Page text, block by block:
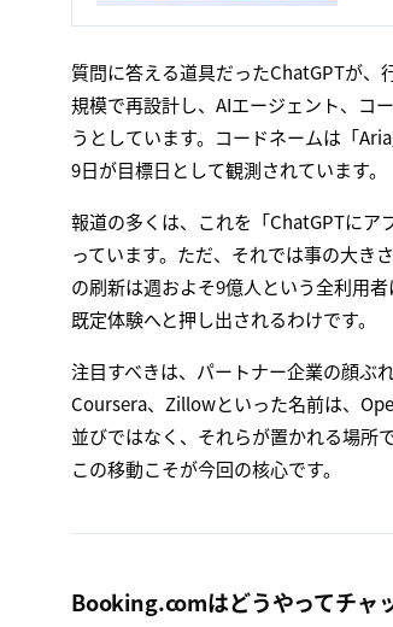
質問に答える道具だったChatGPTが、
規模で再設計し、AIエージェント、コ
うとしています。コードネームは「
9日が目標日として観測されています。
報道の多くは、これを「ChatGPTにア
っています。ただ、それでは事の大き
の刷新は週およそ9億人という全利用
既定体験へと押し出されるわけです。
注目すべきは、パートナー企業の顔ぶ
Coursera、Zillowといった名前は、
並びではなく、それらが置かれる場所
この移動こそが今回の核心です。
Booking.comはどうやってチャ